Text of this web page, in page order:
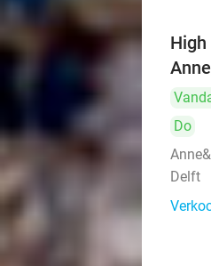
Do
Delft